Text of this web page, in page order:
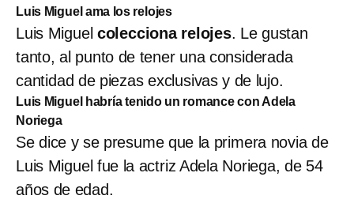
Luis Miguel ama los relojes
Luis Miguel colecciona relojes. Le gustan
tanto, al punto de tener una considerada
cantidad de piezas exclusivas y de lujo.
Luis Miguel habría tenido un romance con Adela
Noriega
Se dice y se presume que la primera novia de
Luis Miguel fue la actriz Adela Noriega, de 54
años de edad.